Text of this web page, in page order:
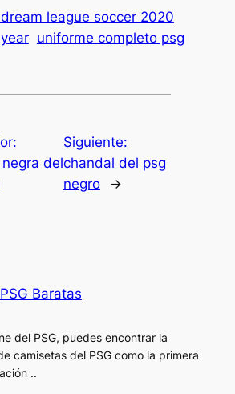
league soccer 2020
uniforme completo psg
del
Siguiente:
chandal del psg
negro
→
Baratas
del PSG, puedes encontrar la
camisetas del PSG como la primera
..